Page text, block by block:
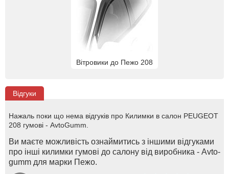
Вітровики до Пежо 208
Відгуки
Нажаль поки що нема відгуків про Килимки в салон PEUGEOT
208 гумові - AvtoGumm.
Ви маєте можливість ознаймитись з іншими відгуками
про інші килимки гумові до салону від виробника - Avto-
gumm для марки Пежо.